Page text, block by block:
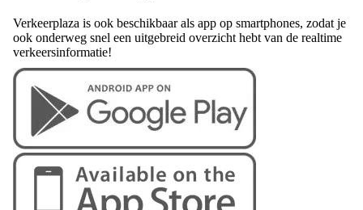
Verkeerplaza is ook beschikbaar als app op smartphones, zodat je
ook onderweg snel een uitgebreid overzicht hebt van de realtime
verkeersinformatie!